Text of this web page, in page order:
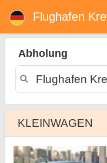
Abholung
KLEINWAGEN